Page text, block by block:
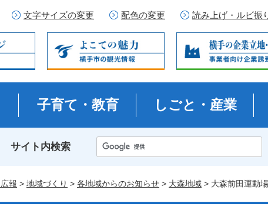
文字サイズの変更 配色の変更 読み上げ・ルビ振
子育て・教育 しごと・産業
サイト内検索
報 > 地域づくり > 各地域からのお知らせ > 大森地域 > 大森前田運動場